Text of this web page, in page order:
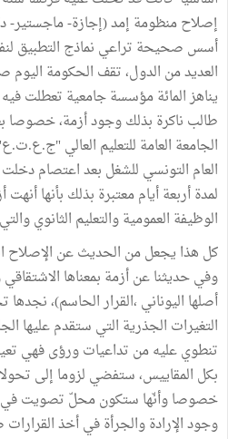
إصلاح منظومة إمد (إجازة- ماجستير-
أسس صحيحة تراعي نماذج التطبيق
العديد من الدول، تقف الحكومة
طالب ناكرة بذلك وجود أزمة، خصوصا
الجامعة العامة للتعليم العالي
العام التونسي للشغل بعد اعتصام دخلت
لمدة أربعة أيام معتبرة بذلك بأنها
الوظيفة العمومية والتعليم الثانوي
كل هذا يجعل من الحديث عن الإصلاح
وفي حديثنا عن أزمة بمعناها
أصلها اليوناني ،القرار الحاسم)،
التغيرات الجذرية التي ستقدم عليها
تنطوي عليه من تداعيات ورؤى فهي
بكل المقاييس، ستفضي لزوما إلى
خصوصا وأنّها ستكون محلّ تصويت في
وجود الإرادة والجرأة في أخذ